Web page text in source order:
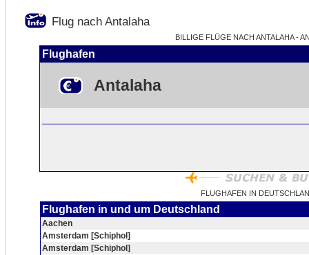
Flug nach Antalaha
BILLIGE FLÜGE NACH ANTALAHA -
Flughafen
Antalaha
FLUGHAFEN IN
Flughafen in und um Deutschland
Aachen
Amsterdam [Schiphol]
Amsterdam [Schiphol]